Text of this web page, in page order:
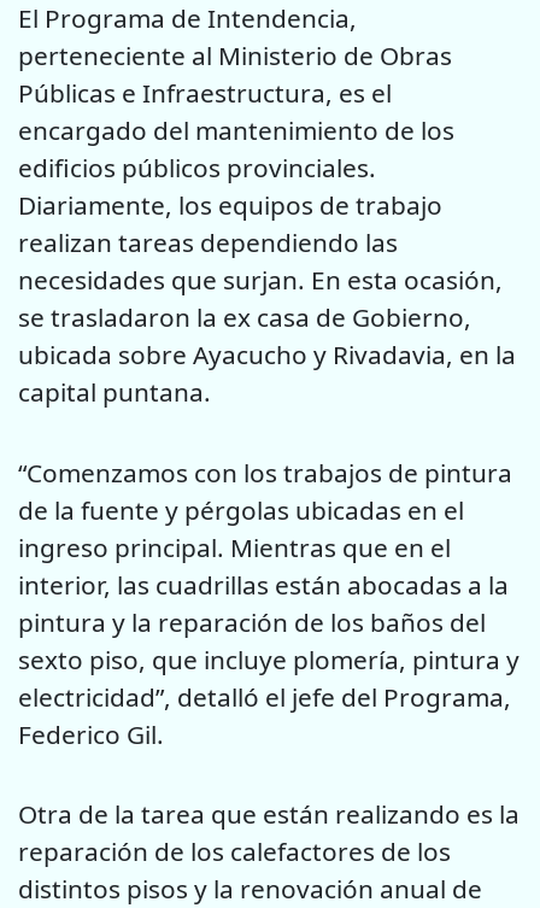
El Programa de Intendencia,
perteneciente al Ministerio de Obras
Públicas e Infraestructura, es el
encargado del mantenimiento de los
edificios públicos provinciales.
Diariamente, los equipos de trabajo
realizan tareas dependiendo las
necesidades que surjan. En esta ocasión,
se trasladaron la ex casa de Gobierno,
ubicada sobre Ayacucho y Rivadavia, en la
capital puntana.
“Comenzamos con los trabajos de pintura
de la fuente y pérgolas ubicadas en el
ingreso principal. Mientras que en el
interior, las cuadrillas están abocadas a la
pintura y la reparación de los baños del
sexto piso, que incluye plomería, pintura y
electricidad”, detalló el jefe del Programa,
Federico Gil.
Otra de la tarea que están realizando es la
reparación de los calefactores de los
distintos pisos y la renovación anual de